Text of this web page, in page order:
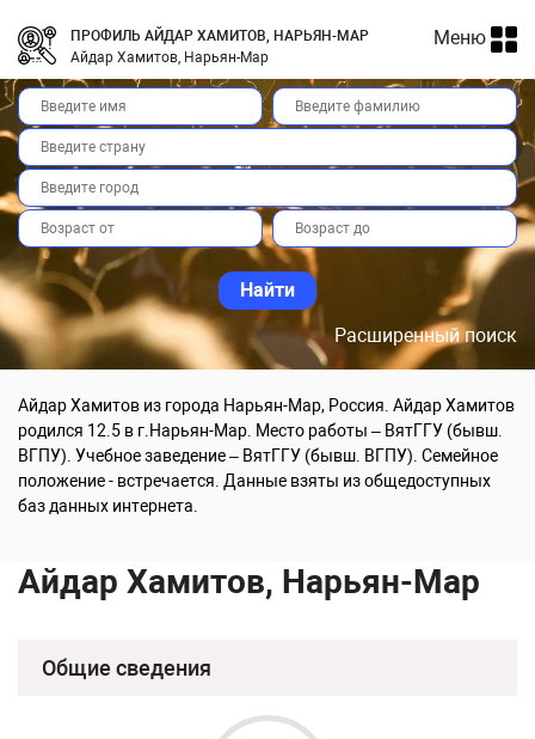
ПРОФИЛЬ АЙДАР ХАМИТОВ, НАРЬЯН-МАР
Айдар Хамитов, Нарьян-Мар
Меню
Расширенный поиск
Айдар Хамитов из города Нарьян-Мар, Россия. Айдар Хамитов
родился 12.5 в г.Нарьян-Мар. Место работы – ВятГГУ (бывш.
ВГПУ). Учебное заведение – ВятГГУ (бывш. ВГПУ). Семейное
положение - встречается. Данные взяты из общедоступных
баз данных интернета.
Айдар Хамитов, Нарьян-Мар
Общие сведения